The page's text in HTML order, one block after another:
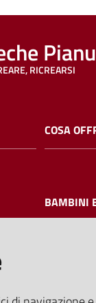
RICREARSI
COSA
BAMBINI